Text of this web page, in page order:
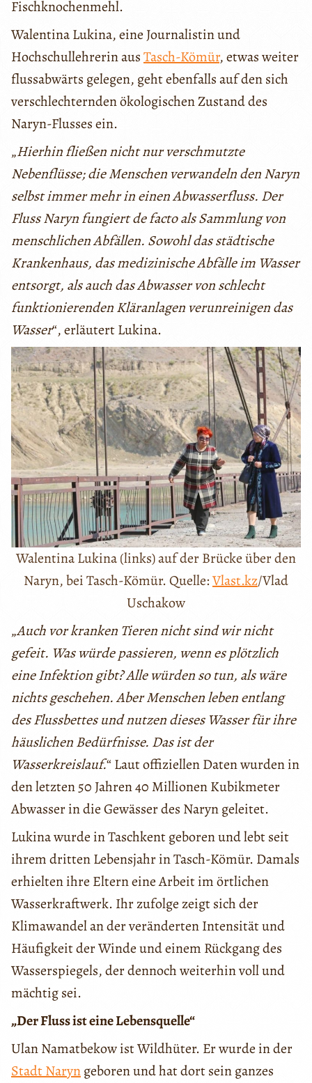
Fischknochenmehl.
Walentina Lukina, eine Journalistin und
Hochschullehrerin ausTasch-Kömür, etwas weiter
flussabwärts gelegen, geht ebenfalls auf den sich
verschlechternden ökologischen Zustand des
Naryn-Flusses ein.
„Hierhin fließen nicht nur verschmutzte
Nebenflüsse; die Menschen verwandeln den Naryn
selbst immer mehr in einen Abwasserfluss. Der
Fluss Naryn fungiert de facto als Sammlung von
menschlichen Abfällen. Sowohl das städtische
Krankenhaus, das medizinische Abfälle im Wasser
entsorgt, als auch das Abwasser von schlecht
funktionierenden Kläranlagen verunreinigen das
Wasser“, erläutert Lukina.
Walentina Lukina (links) auf der Brücke über den
Naryn, bei Tasch-Kömür. Quelle:Vlast.kz/Vlad
Uschakow
„Auch vor kranken Tieren nicht sind wir nicht
gefeit. Was würde passieren, wenn es plötzlich
eine Infektion gibt? Alle würden so tun, als wäre
nichtsgeschehen. Aber Menschen leben entlang
des Flussbettes und nutzen dieses Wasser für ihre
häuslichen Bedürfnisse. Das ist der
Wasserkreislauf.“ Laut offiziellen Daten wurden in
den letzten 50 Jahren 40 Millionen Kubikmeter
Abwasser in die Gewässer des Naryn geleitet.
Lukina wurde in Taschkent geboren und lebt seit
ihrem dritten Lebensjahr in Tasch-Kömür. Damals
erhielten ihre Eltern eine Arbeit im örtlichen
Wasserkraftwerk. Ihr zufolge zeigt sich der
Klimawandel an der veränderten Intensität und
Häufigkeit der Winde und einem Rückgang des
Wasserspiegels, der dennoch weiterhin voll und
mächtig sei.
„Der Fluss ist eine Lebensquelle“
Ulan Namatbekow ist Wildhüter. Er wurde in der
Stadt Naryngeboren und hat dort sein ganzes